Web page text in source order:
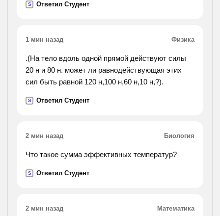
S Ответил Студент
1 мин назад Физика
.(На тело вдоль одной прямой действуют силы
20 н и 80 н. может ли равнодействующая этих
сил быть равной 120 н,100 н,60 н,10 н,?).
S Ответил Студент
2 мин назад Биология
Что такое сумма эффективных температур?
S Ответил Студент
2 мин назад Математика